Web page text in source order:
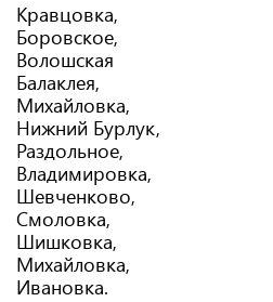
Кравцовка,
Боровское,
Волошская
Балаклея,
Михайловка,
Нижний Бурлук,
Раздольное,
Владимировка,
Шевченково,
Смоловка,
Шишковка,
Михайловка,
Ивановка.